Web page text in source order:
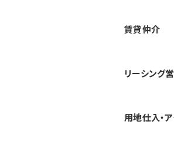
賃貸仲介
リーシング
用地仕入・